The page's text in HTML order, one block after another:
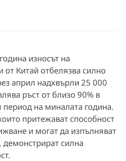
износът на
от Китай отбелязва силно
април надхвърли 25 000
ръст от близо 90% в
на миналата година.
притежават способност
и могат да изпълняват
силна